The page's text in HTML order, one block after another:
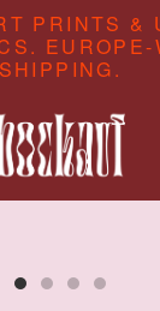
PRINTS &
EUROPE-
SHIPPING.
STUDIO